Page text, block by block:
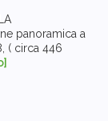
panoramica a
( circa 446